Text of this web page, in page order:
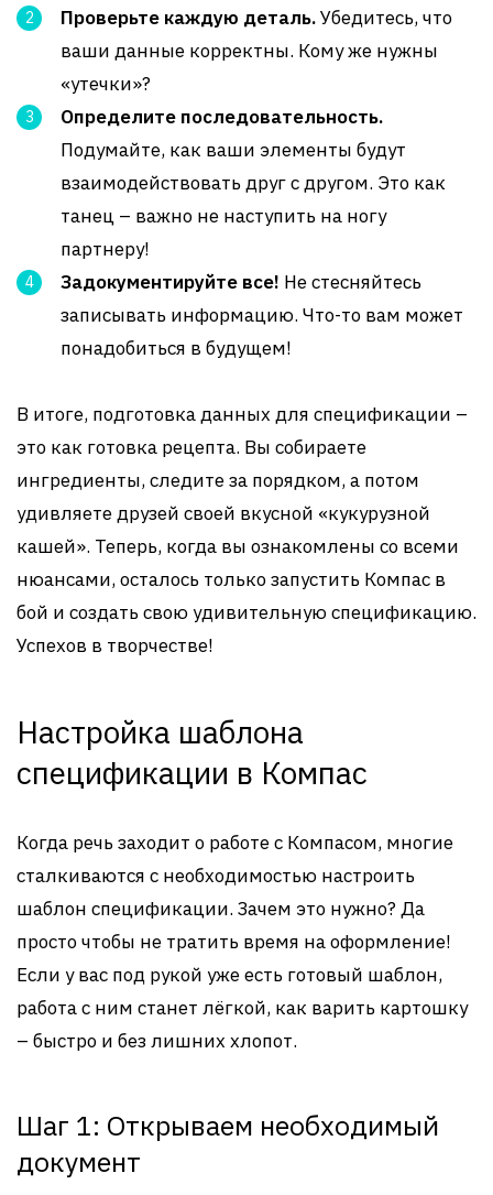
Проверьте каждую деталь.Убедитесь, что
ваши данные корректны. Кому же нужны
«утечки»?
Определите последовательность.
Подумайте, как ваши элементы будут
взаимодействовать друг с другом. Это как
танец – важно не наступить на ногу
партнеру!
Задокументируйте все! Не стесняйтесь
записывать информацию. Что-то вам может
понадобиться в будущем!
В итоге, подготовка данных для спецификации –
это как готовка рецепта. Вы собираете
ингредиенты, следите за порядком, а потом
удивляете друзей своей вкусной «кукурузной
кашей». Теперь, когда вы ознакомлены со всеми
нюансами, осталось только запустить Компас в
бой и создать свою удивительную спецификацию.
Успехов в творчестве!
Настройка шаблона
спецификации в Компас
Когда речь заходит о работе с Компасом, многие
сталкиваются с необходимостью настроить
шаблон спецификации. Зачем это нужно? Да
просто чтобы не тратить время на оформление!
Если у вас под рукой уже есть готовый шаблон,
работа с ним станет лёгкой, как варить картошку
– быстро и без лишних хлопот.
Шаг 1: Открываем необходимый
документ